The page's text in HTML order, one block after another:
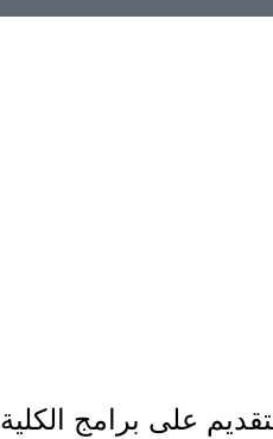
على برامج الكلية